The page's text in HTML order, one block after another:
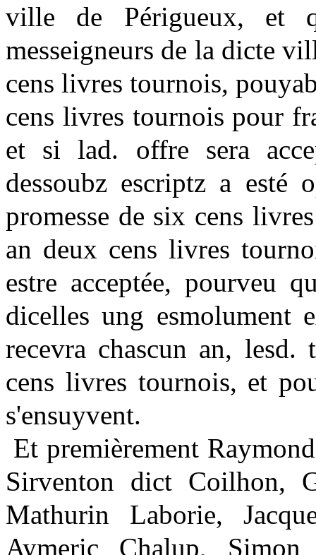
ville de Périgueux, et
messeigneurs de la dicte
cens livres tournois,
cens livres tournois pour
et si lad. offre sera
dessoubz escriptz a
promesse de six cens
an deux cens livres
estre acceptée, pourveu
dicelles ung esmolument
recevra chascun an, lesd.
cens livres tournois, et
s'ensuyvent.
Et premièrement
Sirventon dict Coilhon,
Mathurin Laborie,
Aymeric Chalup,